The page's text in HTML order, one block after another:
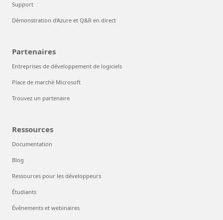
Support
Démonstration d’Azure et Q&R en direct
Partenaires
Entreprises de développement de logiciels
Place de marché Microsoft
Trouvez un partenaire
Ressources
Documentation
Blog
Ressources pour les développeurs
Étudiants
Événements et webinaires